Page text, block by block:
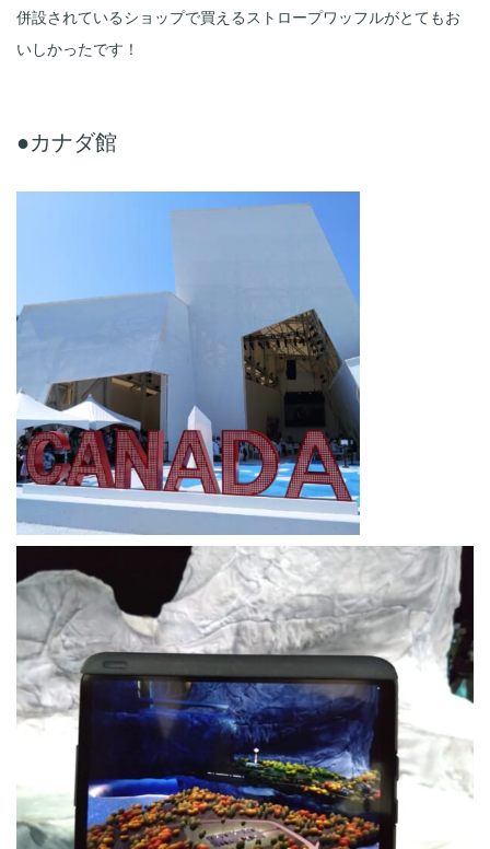
併設されているショップで買えるストロープワッフルがとてもお
いしかったです！
●カナダ館